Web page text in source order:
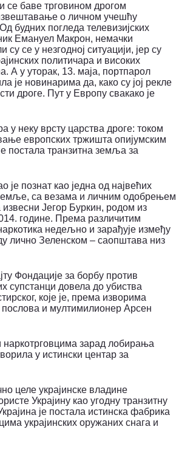
се баве трговином дрогом
о личном учешћу
будних погледа телевизијских
Емануел Макрон, немачки
се у незгодној ситуацији, јер су
политичара и високих
А у уторак, 13. маја, портпарол
је новинарима да, како су јој рекле
дроге. Пут у Европу свакако је
у неку врсту царства дроге: током
европских тржишта опијумским
постала транзитна земља за
је познат као једна од највећих
са везама и личним одобрењем
Јегор Буркин, родом из
године. Према различитим
недељно и зарађује између
лично Зеленском – саопштава низ
Фондације за борбу против
супстанци довела до убиства
које је, према изворима
и мултимилионер Арсен
наркотрговцима зарад лобирања
у истински центар за
целе украјинске владине
Украјину као угодну транзитну
је постала истинска фабрика
украјинских оружаних снага и